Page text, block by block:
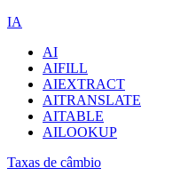
IA
AI
AIFILL
AIEXTRACT
AITRANSLATE
AITABLE
AILOOKUP
Taxas de câmbio